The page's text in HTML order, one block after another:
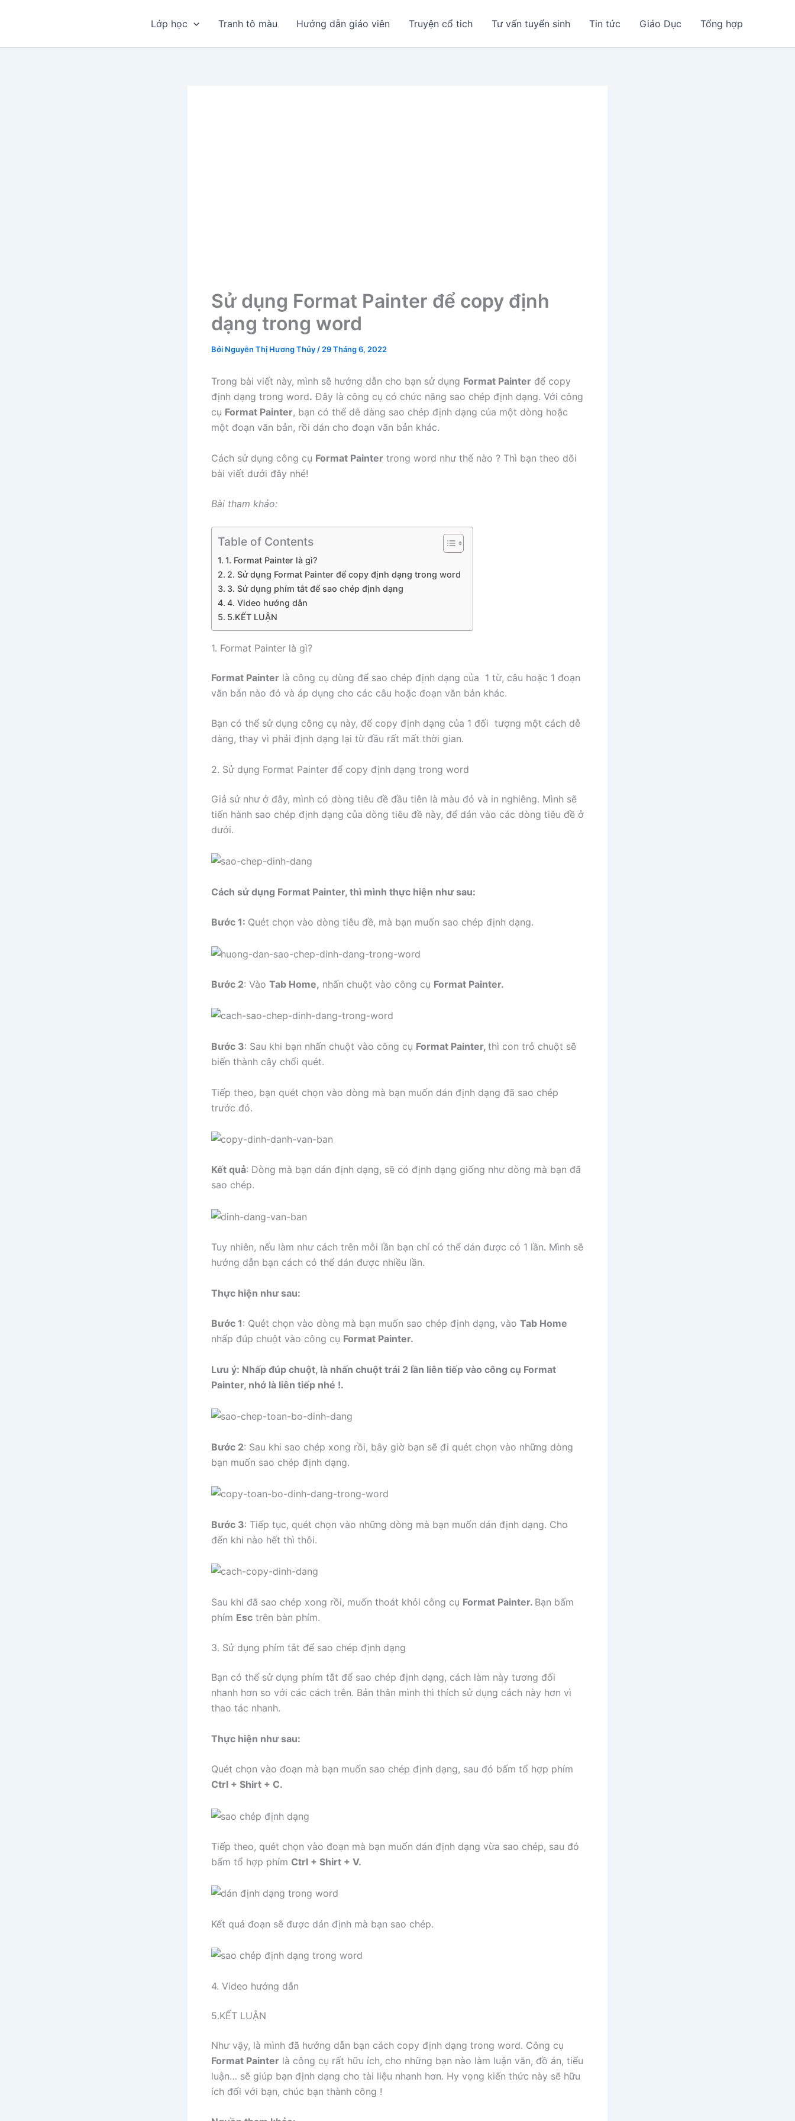
Lớp học Tranh tô màu Hướng dẫn giáo viên Truyện cổ tich Tư vấn tuyển sinh Tin tức Giáo Dục Tổng hợp
Sử dụng Format Painter để copy định
dạng trong word
Bởi Nguyễn Thị Hương Thủy / 29 Tháng 6, 2022
Trong bài viết này, mình sẽ hướng dẫn cho bạn sử dụng Format Painter để copy
định dạng trong word. Đây là công cụ có chức năng sao chép định dạng. Với công
cụ Format Painter, bạn có thể dễ dàng sao chép định dạng của một dòng hoặc
một đoạn văn bản, rồi dán cho đoạn văn bản khác.
Cách sử dụng công cụ Format Painter trong word như thế nào ? Thì bạn theo dõi
bài viết dưới đây nhé!
Bài tham khảo:
Table of Contents
1. Format Painter là gì?
2. Sử dụng Format Painter để copy định dạng trong word
3. Sử dụng phím tắt để sao chép định dạng
4. Video hướng dẫn
5.KẾT LUẬN
1. Format Painter là gì?
Format Painter là công cụ dùng để sao chép định dạng của 1 từ, câu hoặc 1 đoạn
văn bản nào đó và áp dụng cho các câu hoặc đoạn văn bản khác.
Bạn có thể sử dụng công cụ này, để copy định dạng của 1 đối tượng một cách dễ
dàng, thay vì phải định dạng lại từ đầu rất mất thời gian.
2. Sử dụng Format Painter để copy định dạng trong word
Giả sử như ở đây, mình có dòng tiêu đề đầu tiên là màu đỏ và in nghiêng. Mình sẽ
tiến hành sao chép định dạng của dòng tiêu đề này, để dán vào các dòng tiêu đề ở
dưới.
Cách sử dụng Format Painter, thì mình thực hiện như sau:
Bước 1: Quét chọn vào dòng tiêu đề, mà bạn muốn sao chép định dạng.
Bước 2: Vào Tab Home, nhấn chuột vào công cụ Format Painter.
Bước 3: Sau khi bạn nhấn chuột vào công cụ Format Painter, thì con trỏ chuột sẽ
biến thành cây chổi quét.
Tiếp theo, bạn quét chọn vào dòng mà bạn muốn dán định dạng đã sao chép
trước đó.
Kết quả: Dòng mà bạn dán định dạng, sẽ có định dạng giống như dòng mà bạn đã
sao chép.
Tuy nhiên, nếu làm như cách trên mỗi lần bạn chỉ có thể dán được có 1 lần. Mình sẽ
hướng dẫn bạn cách có thể dán được nhiều lần.
Thực hiện như sau:
Bước 1: Quét chọn vào dòng mà bạn muốn sao chép định dạng, vào Tab Home
nhấp đúp chuột vào công cụ Format Painter.
Lưu ý: Nhấp đúp chuột, là nhấn chuột trái 2 lần liên tiếp vào công cụ Format
Painter, nhớ là liên tiếp nhé !.
Bước 2: Sau khi sao chép xong rồi, bây giờ bạn sẽ đi quét chọn vào những dòng
bạn muốn sao chép định dạng.
Bước 3: Tiếp tục, quét chọn vào những dòng mà bạn muốn dán định dạng. Cho
đến khi nào hết thì thôi.
Sau khi đã sao chép xong rồi, muốn thoát khỏi công cụ Format Painter. Bạn bấm
phím Esc trên bàn phím.
3. Sử dụng phím tắt để sao chép định dạng
Bạn có thể sử dụng phím tắt để sao chép định dạng, cách làm này tương đối
nhanh hơn so với các cách trên. Bản thân mình thì thích sử dụng cách này hơn vì
thao tác nhanh.
Thực hiện như sau:
Quét chọn vào đoạn mà bạn muốn sao chép định dạng, sau đó bấm tổ hợp phím
Ctrl + Shirt + C.
Tiếp theo, quét chọn vào đoạn mà bạn muốn dán định dạng vừa sao chép, sau đó
bấm tổ hợp phím Ctrl + Shirt + V.
Kết quả đoạn sẽ được dán định mà bạn sao chép.
4. Video hướng dẫn
5.KẾT LUẬN
Như vậy, là mình đã hướng dẫn bạn cách copy định dạng trong word. Công cụ
Format Painter là công cụ rất hữu ích, cho những bạn nào làm luận văn, đồ án, tiểu
luận… sẽ giúp bạn định dạng cho tài liệu nhanh hơn. Hy vọng kiến thức này sẽ hữu
ích đối với bạn, chúc bạn thành công !